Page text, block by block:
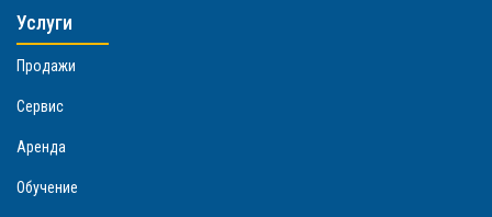
Услуги
Продажи
Сервис
Аренда
Обучение